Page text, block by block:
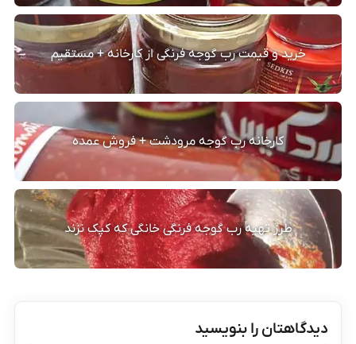
خرید و قیمت رب گوجه فرنگی از کارخانه + مستقیم
کارخانه رب گوجه مرودشت + فروش عمده
طرز تهیه رب گوجه فرنگی خانگی که کپک نزند
دیدگاهتان را بنویسید